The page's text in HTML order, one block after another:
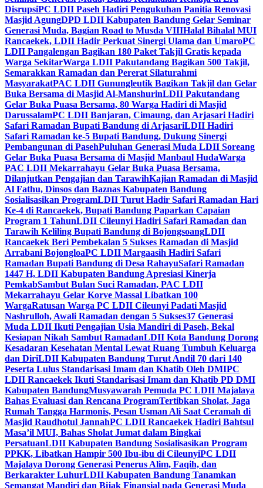
DisrupsiPC LDII Paseh Hadiri Pengukuhan Panitia Renovasi
Masjid AgungDPD LDII Kabupaten Bandung Gelar Seminar
Generasi Muda, Bagian Road to Musda VIIIHalal Bihalal MUI
Rancaekek, LDII Hadir Perkuat Sinergi Ulama dan UmaroPC
LDII Pangalengan Bagikan 180 Paket Takjil Gratis kepada
Warga SekitarWarga LDII Pakutandang Bagikan 500 Takjil,
Semarakkan Ramadan dan Pererat Silaturahmi
MasyarakatPAC LDII Gunungleutik Bagikan Takjil dan Gelar
Buka Bersama di Masjid Al-ManshurinLDII Pakutandang
Gelar Buka Puasa Bersama, 80 Warga Hadiri di Masjid
DarussalamPC LDII Banjaran, Cimaung, dan Arjasari Hadiri
Safari Ramadan Bupati Bandung di ArjasariLDII Hadiri
Safari Ramadan ke-5 Bupati Bandung, Dukung Sinergi
Pembangunan di PasehPuluhan Generasi Muda LDII Soreang
Gelar Buka Puasa Bersama di Masjid Manbaul HudaWarga
PAC LDII Mekarrahayu Gelar Buka Puasa Bersama,
Dilanjutkan Pengajian dan TarawihKajian Ramadan di Masjid
Al Fathu, Dinsos dan Baznas Kabupaten Bandung
Sosialisasikan ProgramLDII Turut Hadir Safari Ramadan Hari
Ke-4 di Rancaekek, Bupati Bandung Paparkan Capaian
Program 1 TahunLDII Cileunyi Hadiri Safari Ramadan dan
Tarawih Keliling Bupati Bandung di BojongsoangLDII
Rancaekek Beri Pembekalan 5 Sukses Ramadan di Masjid
Arrabani BojongloaPC LDII Margaasih Hadiri Safari
Ramadan Bupati Bandung di Desa RahayuSafari Ramadan
1447 H, LDII Kabupaten Bandung Apresiasi Kinerja
PemkabSambut Bulan Suci Ramadan, PAC LDII
Mekarrahayu Gelar Korve Massal Libatkan 100
WargaRatusan Warga PC LDII Cileunyi Padati Masjid
Nashrulloh, Awali Ramadan dengan 5 Sukses37 Generasi
Muda LDII Ikuti Pengajian Usia Mandiri di Paseh, Bekal
Kesiapan Nikah Sambut RamadanLDII Kota Bandung Dorong
Kesadaran Kesehatan Mental Lewat Ruang Tumbuh Keluarga
dan DiriLDII Kabupaten Bandung Turut Andil 70 dari 140
Peserta Lulus Standarisasi Imam dan Khatib Oleh DMIPC
LDII Rancaekek Ikuti Standarisasi Imam dan Khatib PD DMI
Kabupaten BandungMusyawarah Pemuda PC LDII Majalaya
Bahas Evaluasi dan Rencana ProgramTertibkan Sholat, Jaga
Rumah Tangga Harmonis, Pesan Usman Ali Saat Ceramah di
Masjid Raudhotul JannahPC LDII Rancaekek Hadiri Bahtsul
Masa’il MUI, Bahas Sholat Jumat dalam Bingkai
PersatuanLDII Kabupaten Bandung Sosialisasikan Program
PPKK, Libatkan Hampir 500 Ibu-ibu di CileunyiPC LDII
Majalaya Dorong Generasi Penerus Alim, Faqih, dan
Berkarakter LuhurLDII Kabupaten Bandung Tanamkan
Semangat Mandiri dan Bijak Finansial pada Generasi Muda